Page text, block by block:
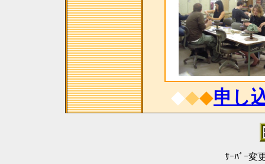
◆◆◆申し
ｻｰﾊﾞｰ変